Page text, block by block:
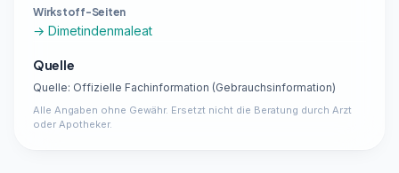
Wirkstoff-Seiten
→ Dimetindenmaleat
Quelle
Quelle: Offizielle Fachinformation (Gebrauchsinformation)
Alle Angaben ohne Gewähr. Ersetzt nicht die Beratung durch Arzt
oder Apotheker.